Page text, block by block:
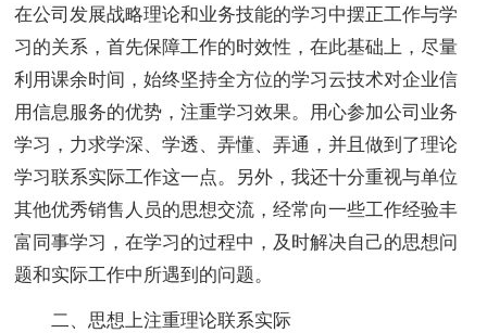
在公司发展战略理论和业务技能的学习中摆正工作与学
习的关系，首先保障工作的时效性，在此基础上，尽量
利用课余时间，始终坚持全方位的学习云技术对企业信
用信息服务的优势，注重学习效果。用心参加公司业务
学习，力求学深、学透、弄懂、弄通，并且做到了理论
学习联系实际工作这一点。另外，我还十分重视与单位
其他优秀销售人员的思想交流，经常向一些工作经验丰
富同事学习，在学习的过程中，及时解决自己的思想问
题和实际工作中所遇到的问题。
二、思想上注重理论联系实际